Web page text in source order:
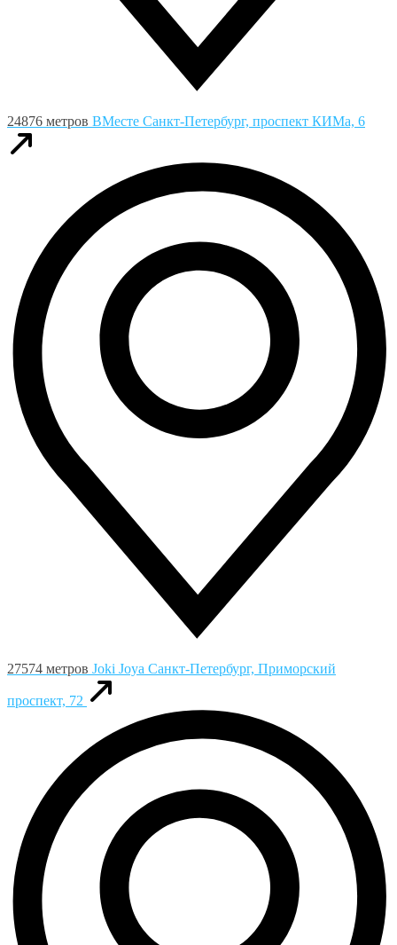
24876 метров ВМесте Санкт-Петербург, проспект КИМа, 6
27574 метров Joki Joya Санкт-Петербург, Приморский
проспект, 72